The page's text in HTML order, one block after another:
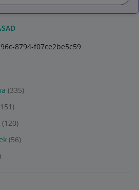
8794-f07ce2be5c59
(335)
(120)
(56)